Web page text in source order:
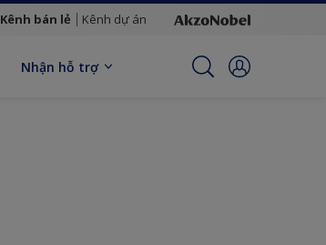
Kênh bán lẻ Kênh dự án
Nhận hỗ trợ